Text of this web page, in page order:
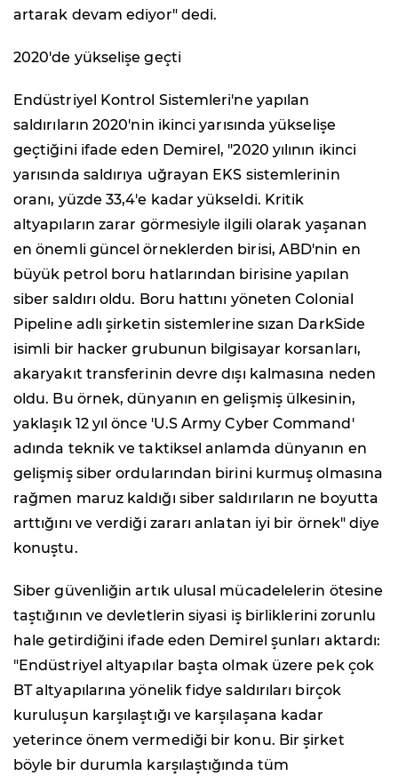
artarak devam ediyor" dedi.
2020'de yükselişe geçti
Endüstriyel Kontrol Sistemleri'ne yapılan
saldırıların 2020'nin ikinci yarısında yükselişe
geçtiğini ifade eden Demirel, "2020 yılının ikinci
yarısında saldırıya uğrayan EKS sistemlerinin
oranı, yüzde 33,4'e kadar yükseldi. Kritik
altyapıların zarar görmesiyle ilgili olarak yaşanan
en önemli güncel örneklerden birisi, ABD'nin en
büyük petrol boru hatlarından birisine yapılan
siber saldırı oldu. Boru hattını yöneten Colonial
Pipeline adlı şirketin sistemlerine sızan DarkSide
isimli bir hacker grubunun bilgisayar korsanları,
akaryakıt transferinin devre dışı kalmasına neden
oldu. Bu örnek, dünyanın en gelişmiş ülkesinin,
yaklaşık 12 yıl önce 'U.S Army Cyber Command'
adında teknik ve taktiksel anlamda dünyanın en
gelişmiş siber ordularından birini kurmuş olmasına
rağmen maruz kaldığı siber saldırıların ne boyutta
arttığını ve verdiği zararı anlatan iyi bir örnek" diye
konuştu.
Siber güvenliğin artık ulusal mücadelelerin ötesine
taştığının ve devletlerin siyasi iş birliklerini zorunlu
hale getirdiğini ifade eden Demirel şunları aktardı:
"Endüstriyel altyapılar başta olmak üzere pek çok
BT altyapılarına yönelik fidye saldırıları birçok
kuruluşun karşılaştığı ve karşılaşana kadar
yeterince önem vermediği bir konu. Bir şirket
böyle bir durumla karşılaştığında tüm